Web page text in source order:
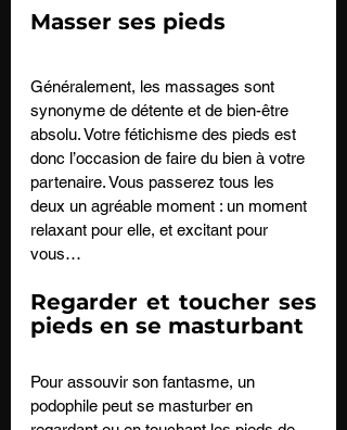
Masser ses pieds
Généralement, les massages sont
synonyme de détente et de bien-être
absolu. Votre fétichisme des pieds est
donc l’occasion de faire du bien à votre
partenaire. Vous passerez tous les
deux un agréable moment : un moment
relaxant pour elle, et excitant pour
vous…
Regarder et toucher ses
pieds en se masturbant
Pour assouvir son fantasme, un
podophile peut se masturber en